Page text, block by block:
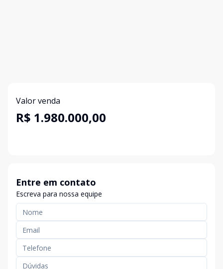
Valor venda
R$ 1.980.000,00
Entre em contato
Escreva para nossa equipe